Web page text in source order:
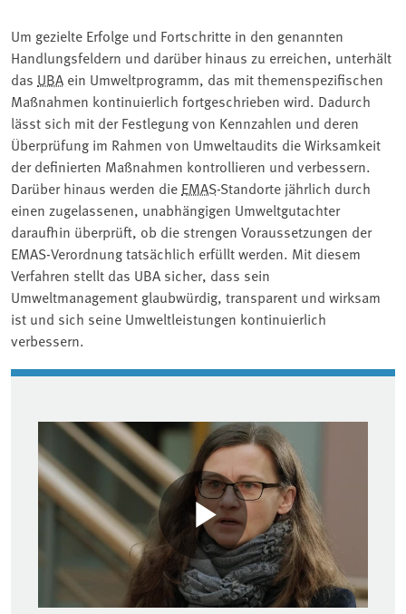
Um gezielte Erfolge und Fortschritte in den genannten
Handlungsfeldern und darüber hinaus zu erreichen, unterhält
das UBA ein Umweltprogramm, das mit themenspezifischen
Maßnahmen kontinuierlich fortgeschrieben wird. Dadurch
lässt sich mit der Festlegung von Kennzahlen und deren
Überprüfung im Rahmen von Umweltaudits die Wirksamkeit
der definierten Maßnahmen kontrollieren und verbessern.
Darüber hinaus werden die EMAS-Standorte jährlich durch
einen zugelassenen, unabhängigen Umweltgutachter
daraufhin überprüft, ob die strengen Voraussetzungen der
EMAS-Verordnung tatsächlich erfüllt werden. Mit diesem
Verfahren stellt das UBA sicher, dass sein
Umweltmanagement glaubwürdig, transparent und wirksam
ist und sich seine Umweltleistungen kontinuierlich
verbessern.
Associated content